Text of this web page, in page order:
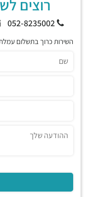
רוצים
052-8235002
השירות כרוך בתשלום